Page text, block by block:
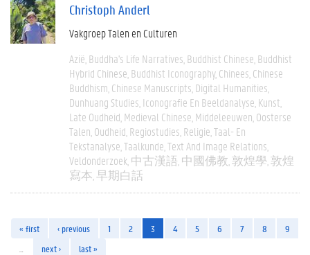
Christoph Anderl
Vakgroep Talen en Culturen
Azië Buddha's Life Narratives Buddhist Chinese Buddhist
Hybrid Chinese Buddhist Iconography Chinees Chinese
Buddhism Chinese Manuscripts Digital Humanities
Dunhuang Studies Iconografie En Beeldanalyse Kunst
Late Oudheid Medieval Chinese Middeleeuwen Oosterse
Talen Oudheid Regiostudies Religie Taal- En
Tekstanalyse Taalkunde Text And Image Relations
Veldonderzoek 中古漢語 中國佛教 敦煌學 敦煌
寫本 早期白話
« first ‹ previous 1 2 3 4 5 6 7 8
9
next › last »